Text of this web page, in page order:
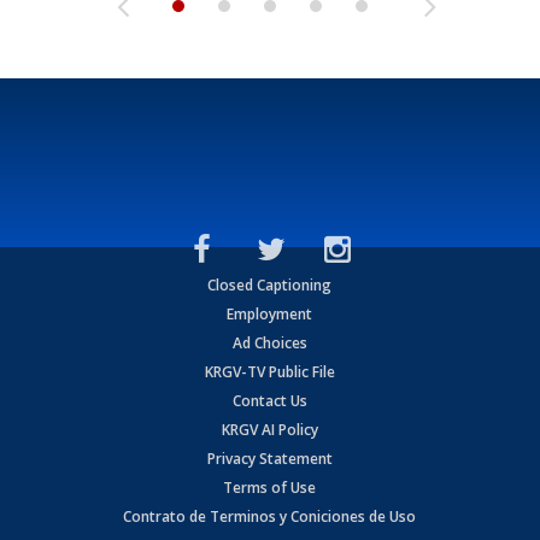
Closed Captioning
Employment
Ad Choices
KRGV-TV Public File
Contact Us
KRGV AI Policy
Privacy Statement
Terms of Use
Contrato de Terminos y Coniciones de Uso